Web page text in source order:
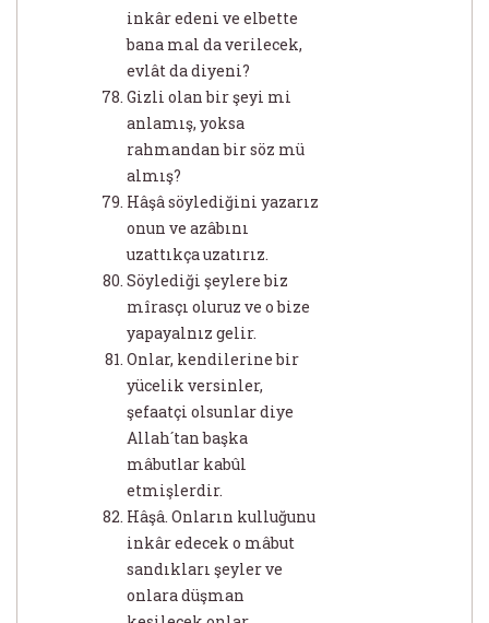
inkâr edeni ve elbette
bana mal da verilecek,
evlât da diyeni?
Gizli olan bir şeyi mi
anlamış, yoksa
rahmandan bir söz mü
almış?
Hâşâ söylediğini yazarız
onun ve azâbını
uzattıkça uzatırız.
Söylediği şeylere biz
mîrasçı oluruz ve o bize
yapayalnız gelir.
Onlar, kendilerine bir
yücelik versinler,
şefaatçi olsunlar diye
Allah´tan başka
mâbutlar kabûl
etmişlerdir.
Hâşâ. Onların kulluğunu
inkâr edecek o mâbut
sandıkları şeyler ve
onlara düşman